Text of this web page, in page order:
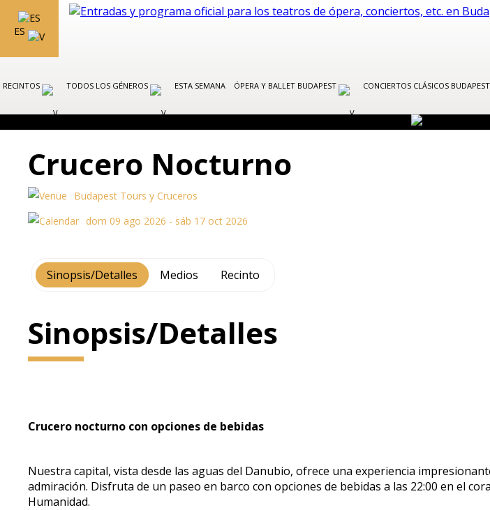
ES
RECINTOS TODOS LOS GÉNEROS ESTA SEMANA ÓPERA Y BALLET BUDAPEST CONCIERTOS CLÁSICOS BUDAPEST
Crucero Nocturno
Budapest Tours y Cruceros
dom 09 ago 2026 - sáb 17 oct 2026
Sinopsis/Detalles Medios Recinto
Sinopsis/Detalles
Crucero nocturno con opciones de bebidas
Nuestra capital, vista desde las aguas del Danubio, ofrece una experiencia
admiración. Disfruta de un paseo en barco con opciones de bebidas a las 22:00 en el
Humanidad.